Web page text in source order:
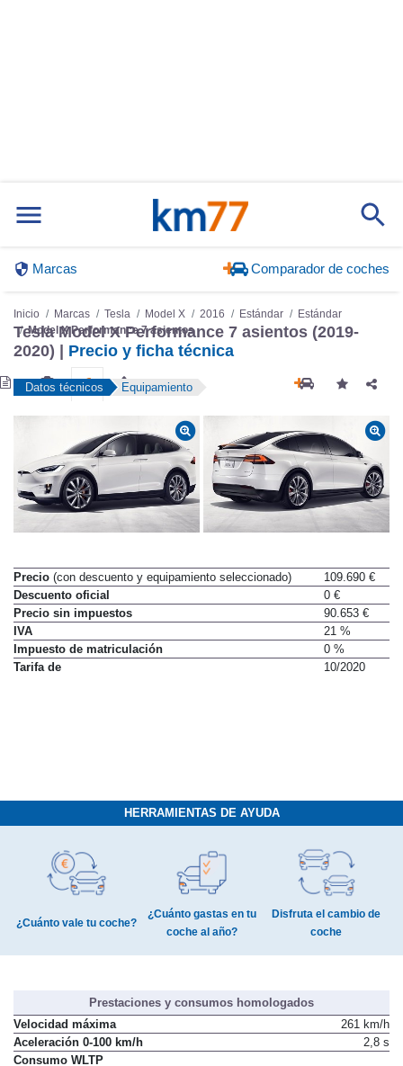
Marcas Comparador de coches
Inicio Marcas Tesla Model X 2016 Estándar
Estándar
Model X Performance 7 asientos
Tesla Model X Performance 7 asientos (2019-
2020) | Precio y ficha técnica
Datos técnicos Equipamiento
Precio (con descuento y equipamiento seleccionado)
109.690 €
Descuento oficial
0 €
Precio sin impuestos
90.653 €
IVA
21 %
Impuesto de matriculación
0 %
Tarifa de
10/2020
HERRAMIENTAS DE AYUDA
¿Cuánto vale tu coche?
¿Cuánto gastas en tu
coche al año?
Disfruta el cambio de
coche
Prestaciones y consumos homologados
Velocidad máxima
261 km/h
Aceleración 0-100 km/h
2,8 s
Consumo WLTP